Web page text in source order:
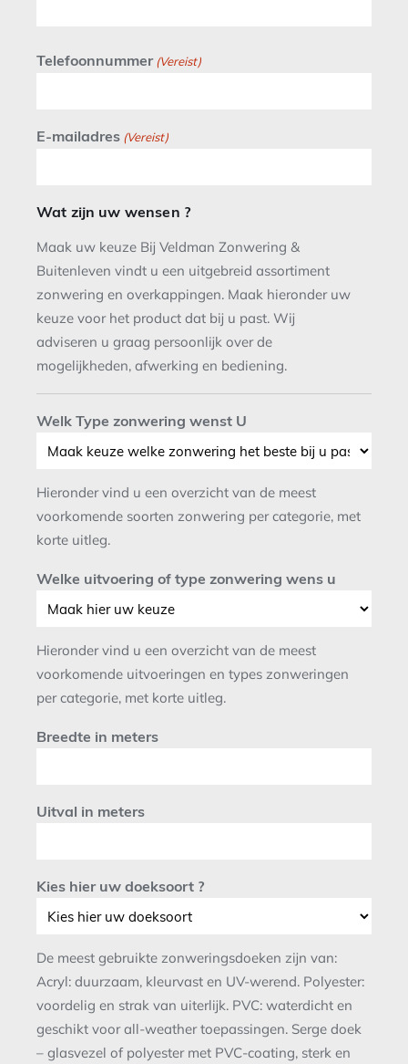
Telefoonnummer (Vereist)
E-mailadres (Vereist)
Wat zijn uw wensen ?
Maak uw keuze Bij Veldman Zonwering &
Buitenleven vindt u een uitgebreid assortiment
zonwering en overkappingen. Maak hieronder uw
keuze voor het product dat bij u past. Wij
adviseren u graag persoonlijk over de
mogelijkheden, afwerking en bediening.
Welk Type zonwering wenst U
Hieronder vind u een overzicht van de meest
voorkomende soorten zonwering per categorie, met
korte uitleg.
Welke uitvoering of type zonwering wens u
Hieronder vind u een overzicht van de meest
voorkomende uitvoeringen en types zonweringen
per categorie, met korte uitleg.
Breedte in meters
Uitval in meters
Kies hier uw doeksoort ?
De meest gebruikte zonweringsdoeken zijn van:
Acryl: duurzaam, kleurvast en UV-werend. Polyester:
voordelig en strak van uiterlijk. PVC: waterdicht en
geschikt voor all-weather toepassingen. Serge doek
– glasvezel of polyester met PVC-coating, sterk en